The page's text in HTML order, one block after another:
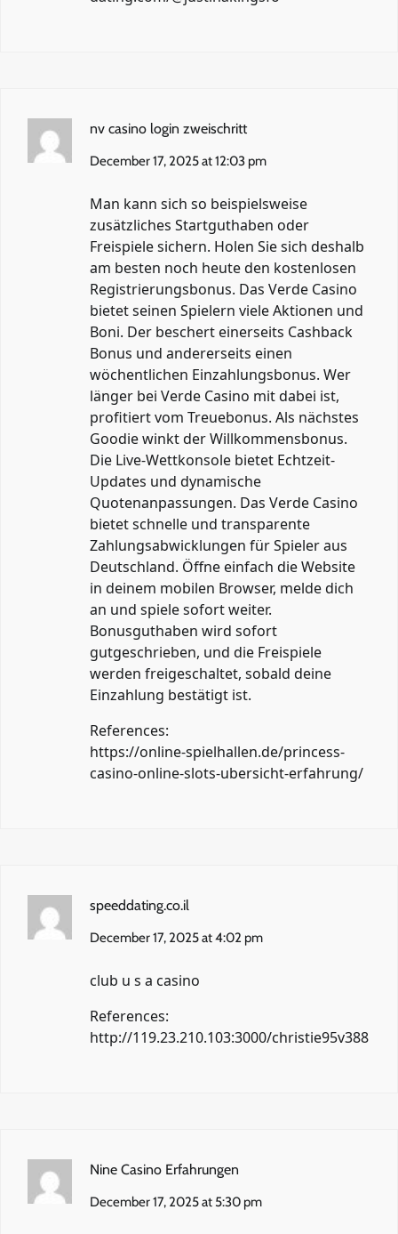
nv casino login zweischritt
December 17, 2025 at 12:03 pm
Man kann sich so beispielsweise
zusätzliches Startguthaben oder
Freispiele sichern. Holen Sie sich deshalb
am besten noch heute den kostenlosen
Registrierungsbonus. Das Verde Casino
bietet seinen Spielern viele Aktionen und
Boni. Der beschert einerseits Cashback
Bonus und andererseits einen
wöchentlichen Einzahlungsbonus. Wer
länger bei Verde Casino mit dabei ist,
profitiert vom Treuebonus. Als nächstes
Goodie winkt der Willkommensbonus.
Die Live-Wettkonsole bietet Echtzeit-
Updates und dynamische
Quotenanpassungen. Das Verde Casino
bietet schnelle und transparente
Zahlungsabwicklungen für Spieler aus
Deutschland. Öffne einfach die Website
in deinem mobilen Browser, melde dich
an und spiele sofort weiter.
Bonusguthaben wird sofort
gutgeschrieben, und die Freispiele
werden freigeschaltet, sobald deine
Einzahlung bestätigt ist.
References:
https://online-spielhallen.de/princess-
casino-online-slots-ubersicht-erfahrung/
speeddating.co.il
December 17, 2025 at 4:02 pm
club u s a casino
References:
http://119.23.210.103:3000/christie95v388
Nine Casino Erfahrungen
December 17, 2025 at 5:30 pm